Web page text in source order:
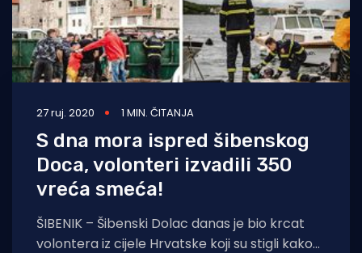
27 ruj. 2020 1 MIN. ČITANJA
S dna mora ispred šibenskog
Doca, volonteri izvadili 350
vreća smeća!
ŠIBENIK – Šibenski Dolac danas je bio krcat
volontera iz cijele Hrvatske koji su stigli kako